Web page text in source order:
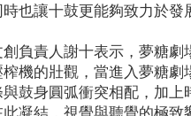
時也讓十鼓更能夠致力於
負責人謝十表示，夢糖
榨機的壯觀，當進入夢糖
與鼓身圓弧衝突相配，加
此凝結，視覺與聽覺的極